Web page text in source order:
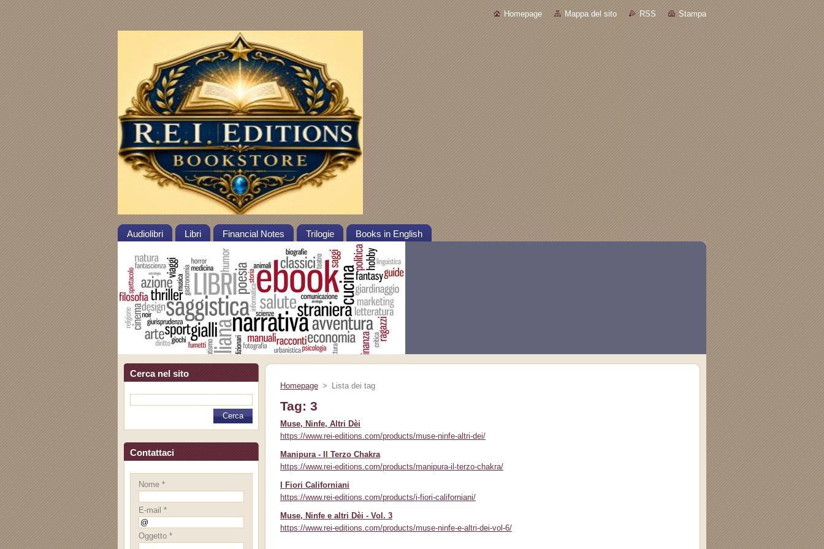
Homepage Mappa del sito RSS Stampa
Audiolibri Libri Financial Notes Trilogie Books in English
Cerca nel sito
Contattaci
Nome *
E-mail *
Oggetto *
Homepage > Lista dei tag
Tag: 3
Muse, Ninfe, Altri Dèi
https://www.rei-editions.com/products/muse-ninfe-altri-dei/
Manipura - Il Terzo Chakra
https://www.rei-editions.com/products/manipura-il-terzo-chakra/
I Fiori Californiani
https://www.rei-editions.com/products/i-fiori-californiani/
Muse, Ninfe e altri Dèi - Vol. 3
https://www.rei-editions.com/products/muse-ninfe-e-altri-dei-vol-6/